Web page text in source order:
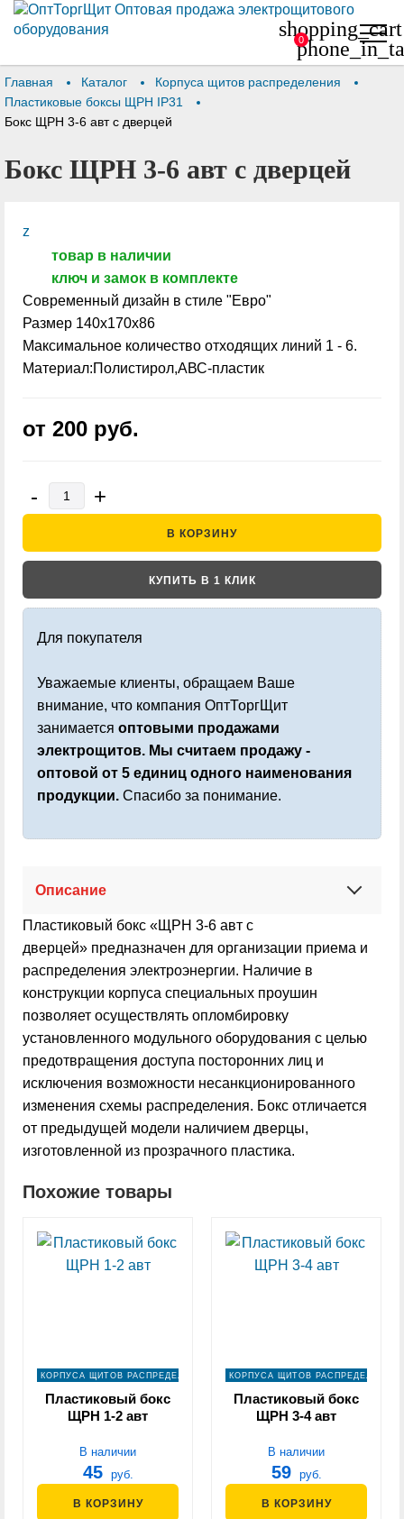
shopping_cart
0
Главная Каталог
Корпуса щитов распределения
Пластиковые боксы ЩРН IP31
Бокс ЩРН 3-6 авт с дверцей
Бокс ЩРН 3-6 авт с дверцей
z
товар в наличии
ключ и замок в комплекте
Современный дизайн в стиле "Евро"
Размер 140х170х86
Максимальное количество отходящих линий 1 - 6.
Материал:Полистирол,АВС-пластик
от 200 руб.
- +
В КОРЗИНУ
КУПИТЬ В 1 КЛИК
Для покупателя
Уважаемые клиенты, обращаем Ваше
внимание, что компания ОптТоргЩит
занимается оптовыми продажами
электрощитов. Мы считаем продажу -
оптовой от 5 единиц одного наименования
продукции. Спасибо за понимание.
Описание
Пластиковый бокс «ЩРН 3-6 авт с
дверцей» предназначен для организации приема и
распределения электроэнергии. Наличие в
конструкции корпуса специальных проушин
позволяет осуществлять опломбировку
установленного модульного оборудования с целью
предотвращения доступа посторонних лиц и
исключения возможности несанкционированного
изменения схемы распределения. Бокс отличается
от предыдущей модели наличием дверцы,
изготовленной из прозрачного пластика.
Похожие товары
КОРПУСА ЩИТОВ РАСПРЕДЕЛЕНИЯ
Пластиковый бокс
ЩРН 1-2 авт
В наличии
45 руб.
В КОРЗИНУ
КОРПУСА ЩИТОВ РАСПРЕДЕЛЕНИЯ
Пластиковый бокс
ЩРН 3-4 авт
В наличии
59 руб.
В КОРЗИНУ